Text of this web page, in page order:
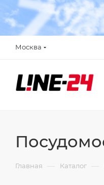
Москва
Главная — Каталог —